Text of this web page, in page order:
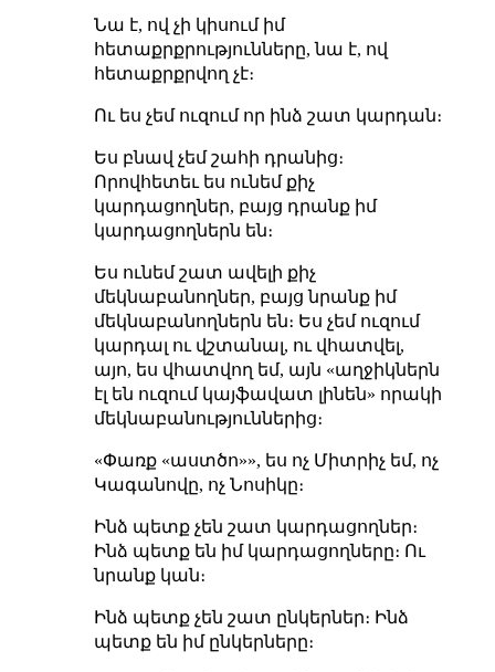
Նա է, ով չի կիսում իմ
հետաքրքրությունները, նա է, ով
հետաքրքրվող չէ։
Ու ես չեմ ուզում որ ինձ շատ կարդան։
Ես բնավ չեմ շահի դրանից։
Որովհետեւ ես ունեմ քիչ
կարդացողներ, բայց դրանք իմ
կարդացողներն են։
Ես ունեմ շատ ավելի քիչ
մեկնաբանողներ, բայց նրանք իմ
մեկնաբանողներն են։ Ես չեմ ուզում
կարդալ ու վշտանալ, ու վհատվել,
այո, ես վհատվող եմ, այն «աղջիկներն
էլ են ուզում կայֆավատ լինեն» որակի
մեկնաբանություններից։
«Փառք «աստծո»», ես ոչ Միտրիչ եմ, ոչ
Կագանովը, ոչ Նոսիկը։
Ինձ պետք չեն շատ կարդացողներ։
Ինձ պետք են իմ կարդացողները։ Ու
նրանք կան։
Ինձ պետք չեն շատ ընկերներ։ Ինձ
պետք են իմ ընկերները։